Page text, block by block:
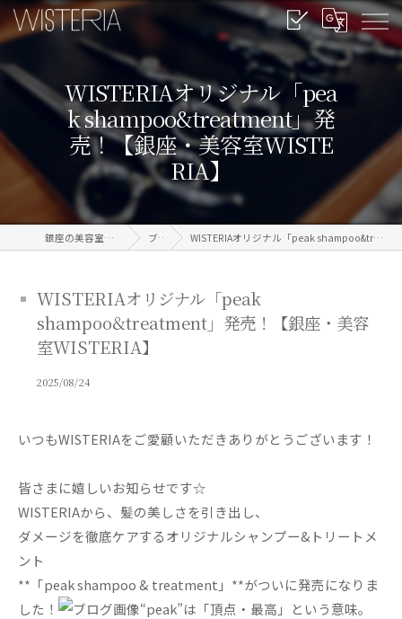
WISTERIAオリジナル「pea
k shampoo&treatment」発
売！【銀座・美容室WISTE
RIA】
銀座の美容室なら信頼のWISTERIA ブログ WISTERIAオリジナル「peak shampoo&treatment」発売！【銀座・美容室WISTERIA】
WISTERIAオリジナル「peak
shampoo&treatment」発売！【銀座・美容
室WISTERIA】
2025/08/24
いつもWISTERIAをご愛顧いただきありがとうございます！
皆さまに嬉しいお知らせです☆
WISTERIAから、髪の美しさを引き出し、
ダメージを徹底ケアするオリジナルシャンプー&トリートメ
ント
**「peak shampoo & treatment」**がついに発売になりま
した！
“peak”は「頂点・最高」という意味。